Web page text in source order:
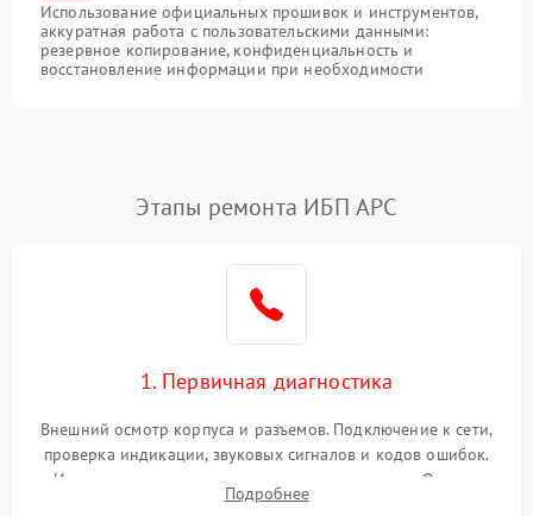
Использование официальных прошивок и инструментов,
аккуратная работа с пользовательскими данными:
резервное копирование, конфиденциальность и
восстановление информации при необходимости
Этапы ремонта ИБП APC
1. Первичная диагностика
Внешний осмотр корпуса и разъемов. Подключение к сети,
проверка индикации, звуковых сигналов и кодов ошибок.
Измерение входного и выходного напряжения. Оценка
реакции ИБП на отключение основного питания без
Подробнее